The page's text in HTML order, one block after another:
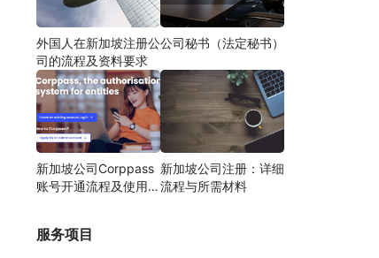
外国人在新加坡注册公
司的流程及资料要求
公司秘书（法定秘书）
新加坡公司Corppass
账号开通流程及使用说
新加坡公司注册：详细
流程与所需材料
服务项目